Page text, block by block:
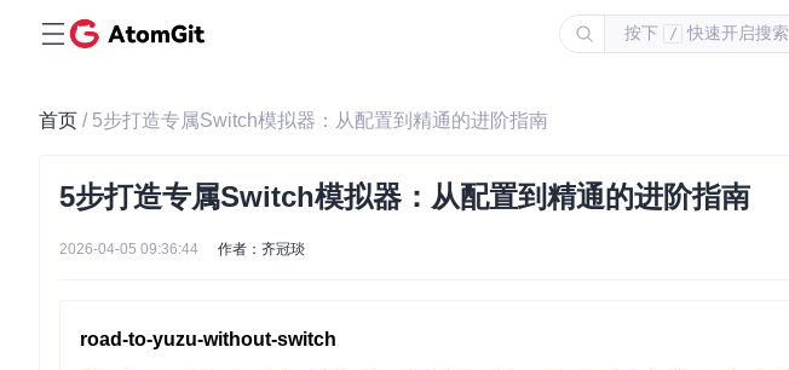
按下 / 快速开启搜索
首页 / 5步打造专属Switch模拟器：从配置到精通的进阶指南
5步打造专属Switch模拟器：从配置到精通的进阶指南
2026-04-05 09:36:44 作者：齐冠琰
road-to-yuzu-without-switch